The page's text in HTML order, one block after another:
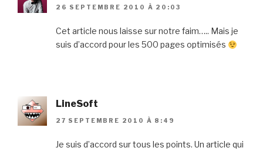
26 SEPTEMBRE 2010 À 20:03
Cet article nous laisse sur notre faim….. Mais je
suis d’accord pour les 500 pages optimisés
LineSoft
27 SEPTEMBRE 2010 À 8:49
Je suis d’accord sur tous les points. Un article qui